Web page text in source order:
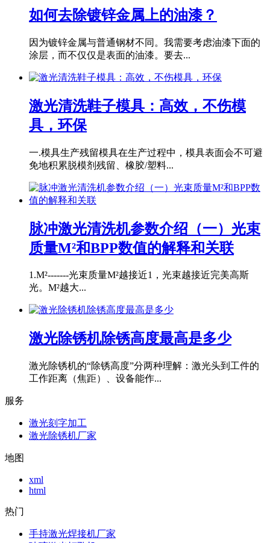
如何去除镀锌金属上的油漆？
因为镀锌金属与普通钢材不同。我需要考虑油漆下面的
涂层，而不仅仅是表面的油漆。要去...
激光清洗鞋子模具：高效，不伤模
具，环保
一.模具生产残留模具在生产过程中，模具表面会不可避
免地积累脱模剂残留、橡胶/塑料...
脉冲激光清洗机参数介绍（一）光束
质量M²和BPP数值的解释和关联
1.M²-------光束质量M²越接近1，光束越接近完美高斯
光。M²越大...
激光除锈机除锈高度最高是多少
激光除锈机的“除锈高度”分两种理解：激光头到工件的
工作距离（焦距）、设备能作...
服务
激光刻字加工
激光除锈机厂家
地图
xml
html
热门
手持激光焊接机厂家